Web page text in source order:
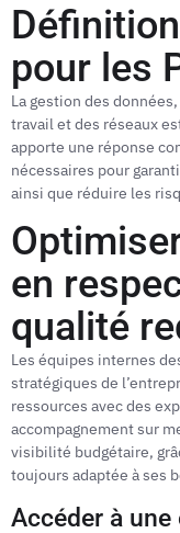
pour les
La gestion des
travail et des réseaux
apporte une réponse
nécessaires pour
ainsi que réduire les
en
qualité
Les équipes internes
stratégiques de
ressources avec des
accompagnement sur
visibilité budgétaire,
toujours adaptée à ses
Accéder à